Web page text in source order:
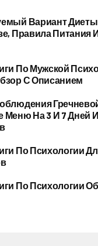
Вариант Диеты
Правила Питания
По Мужской
С Описанием
Меню На 3 И 7 Дней
По Психологии
По Психологии